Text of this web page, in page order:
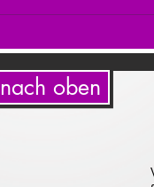
nach oben